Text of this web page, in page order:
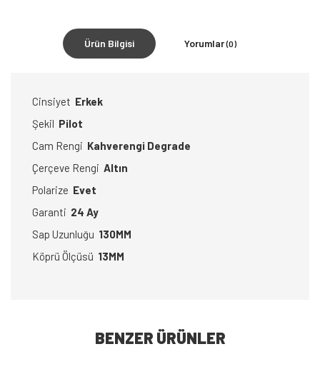
Ürün Bilgisi Yorumlar(0)
Cinsiyet Erkek
Şekil Pilot
Cam Rengi Kahverengi Degrade
Çerçeve Rengi Altın
Polarize Evet
Garanti 24 Ay
Sap Uzunluğu 130MM
Köprü Ölçüsü 13MM
BENZER ÜRÜNLER